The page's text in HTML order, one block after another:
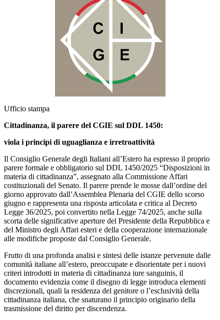
Ufficio stampa
Cittadinanza, il parere del CGIE sul DDL 1450:
viola i principi di uguaglianza e irretroattività
Il Consiglio Generale degli Italiani all’Estero ha espresso il proprio
parere formale e obbligatorio sul DDL 1450/2025 “Disposizioni in
materia di cittadinanza”, assegnato alla Commissione Affari
costituzionali del Senato. Il parere prende le mosse dall’ordine del
giorno approvato dall’Assemblea Plenaria del CGIE dello scorso
giugno e rappresenta una risposta articolata e critica al Decreto
Legge 36/2025, poi convertito nella Legge 74/2025, anche sulla
scorta delle significative aperture del Presidente della Repubblica e
del Ministro degli Affari esteri e della cooperazione internazionale
alle modifiche proposte dal Consiglio Generale.
Frutto di una profonda analisi e sintesi delle istanze pervenute dalle
comunità italiane all’estero, preoccupate e disorientate per i nuovi
criteri introdotti in materia di cittadinanza iure sanguinis, il
documento evidenzia come il disegno di legge introduca elementi
discrezionali, quali la residenza del genitore o l’esclusività della
cittadinanza italiana, che snaturano il principio originario della
trasmissione del diritto per discendenza.